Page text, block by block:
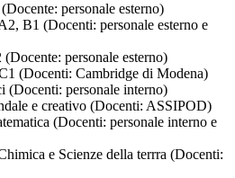
personale esterno)
B1 (Docenti: personale esterno e
personale esterno)
(Docenti: Cambridge di Modena)
personale interno)
e creativo (Docenti: ASSIPOD)
(Docenti: personale interno e
e Scienze della terrra (Docenti: